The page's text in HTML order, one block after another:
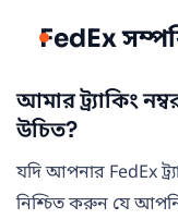
FedEx
আমার ট্র্যাকিং
উচিত?
যদি আপনার FedEx
নিশ্চিত করুন যে